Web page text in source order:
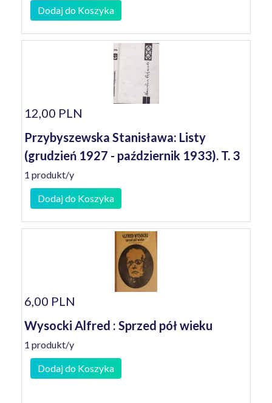
Dodaj do Koszyka
12,00 PLN
Przybyszewska Stanisława: Listy
(grudzień 1927 - październik 1933). T. 3
1 produkt/y
Dodaj do Koszyka
6,00 PLN
Wysocki Alfred : Sprzed pół wieku
1 produkt/y
Dodaj do Koszyka